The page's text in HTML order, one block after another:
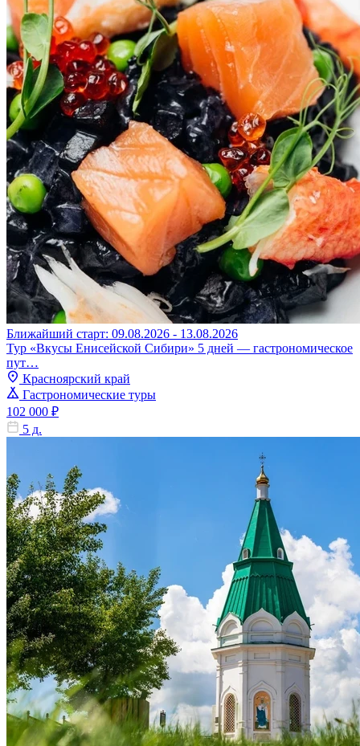
Ближайший старт: 09.08.2026 - 13.08.2026
Тур «Вкусы Енисейской Сибири» 5 дней — гастрономическое
пут…
Красноярский край
Гастрономические туры
102 000 ₽
5 д.